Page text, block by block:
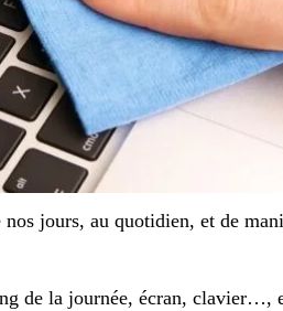
jours, au quotidien, et de
de la journée, écran, clavier…,